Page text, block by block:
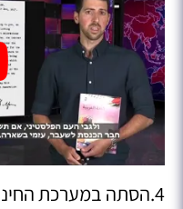
4.הסתה במערכת